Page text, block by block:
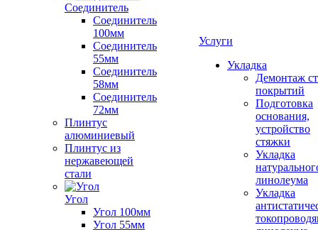
Соединитель
Соединитель
100мм
Соединитель
55мм
Соединитель
58мм
Соединитель
72мм
Плинтус
алюминиевый
Плинтус из
нержавеющей
стали
Угол
Угол 100мм
Угол 55мм
Услуги
Укладка
Демонтаж
покрытий
Подготовка
основания,
устройство
стяжки
Укладка
линолеума
Укладка